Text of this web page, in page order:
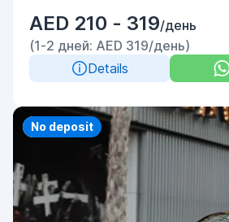
AED 210 - 319/день
(1-2 дней: AED 319/день)
Details
Priority
No deposit